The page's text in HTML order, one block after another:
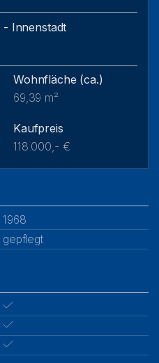
Innenstadt
Wohnfläche (ca.)
69,39 m²
Kaufpreis
118.000,- €
1968
gepflegt